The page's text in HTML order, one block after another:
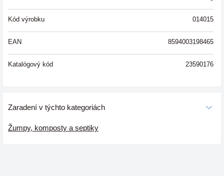
Kód výrobku 014015
EAN 8594003198465
Katalógový kód 23590176
Zaradení v týchto kategoriách
Žumpy, komposty a septiky